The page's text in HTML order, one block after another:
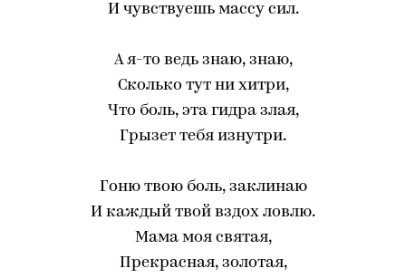
И чувствуешь массу сил.
А я-то ведь знаю, знаю,
Сколько тут ни хитри,
Что боль, эта гидра злая,
Грызет тебя изнутри.
Гоню твою боль, заклинаю
И каждый твой вздох ловлю.
Мама моя святая,
Прекрасная, золотая,